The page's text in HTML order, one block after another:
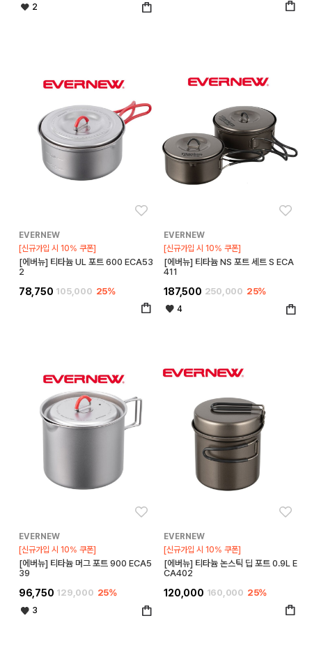
2
EVERNEW
[신규가입 시 10% 쿠폰]
[에버뉴] 티타늄 UL 포트 600 ECA53
2
78,750 105,000 25%
EVERNEW
[신규가입 시 10% 쿠폰]
[에버뉴] 티타늄 NS 포트 세트 S ECA
411
187,500 250,000 25%
4
EVERNEW
[신규가입 시 10% 쿠폰]
[에버뉴] 티타늄 머그 포트 900 ECA5
39
96,750 129,000 25%
3
EVERNEW
[신규가입 시 10% 쿠폰]
[에버뉴] 티타늄 논스틱 딥 포트 0.9L E
CA402
120,000 160,000 25%